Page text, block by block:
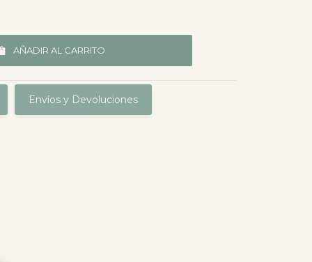
AÑADIR AL CARRITO
Envíos y Devoluciones